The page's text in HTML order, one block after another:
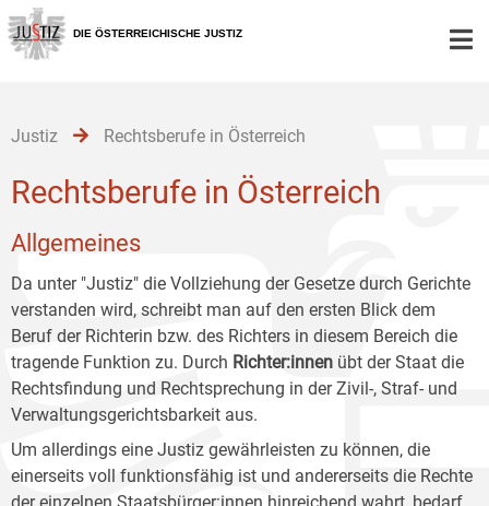
Zur
Hauptnavigation
[1]
Zum
Inhalt
[2]
Zum
Untermenü
[3]
DIE ÖSTERREICHISCHE JUSTIZ
Justiz Rechtsberufe in Österreich
Rechtsberufe in Österreich
Allgemeines
Da unter "Justiz" die Vollziehung der Gesetze durch Gerichte
verstanden wird, schreibt man auf den ersten Blick dem
Beruf der Richterin bzw. des Richters in diesem Bereich die
tragende Funktion zu. Durch Richter:innen übt der Staat die
Rechtsfindung und Rechtsprechung in der Zivil-, Straf- und
Verwaltungsgerichtsbarkeit aus.
Um allerdings eine Justiz gewährleisten zu können, die
einerseits voll funktionsfähig ist und andererseits die Rechte
der einzelnen Staatsbürger:innen hinreichend wahrt, bedarf